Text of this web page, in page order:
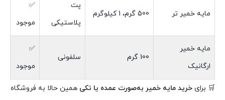
مایه خمیر تر 500 گرم، 1 کیلوگرم
پت
پلاستیکی
✅
موجود
مایه خمیر
ارگانیک
100 گرم سلفونی
✅
موجود
🛒 برای خرید مایه خمیر به‌صورت عمده یا تکی همین حالا به فروشگاه